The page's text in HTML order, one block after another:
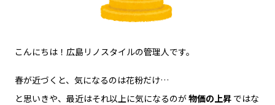
こんにちは！広島リノスタイルの管理人です。
春が近づくと、気になるのは花粉だけ…
と思いきや、最近はそれ以上に気になるのが物価の上昇ではな